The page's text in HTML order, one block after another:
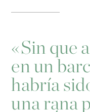
«Sin que
en un
habría
una rana